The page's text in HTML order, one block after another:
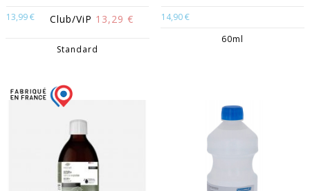
13,99 € Club/ViP 13,29 €
Standard
14,90 €
60ml